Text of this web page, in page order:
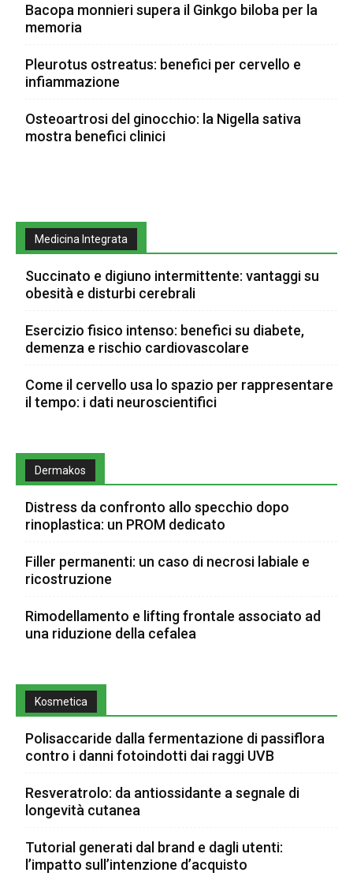
Bacopa monnieri supera il Ginkgo biloba per la
memoria
Pleurotus ostreatus: benefici per cervello e
infiammazione
Osteoartrosi del ginocchio: la Nigella sativa
mostra benefici clinici
Medicina Integrata
Succinato e digiuno intermittente: vantaggi su
obesità e disturbi cerebrali
Esercizio fisico intenso: benefici su diabete,
demenza e rischio cardiovascolare
Come il cervello usa lo spazio per rappresentare
il tempo: i dati neuroscientifici
Dermakos
Distress da confronto allo specchio dopo
rinoplastica: un PROM dedicato
Filler permanenti: un caso di necrosi labiale e
ricostruzione
Rimodellamento e lifting frontale associato ad
una riduzione della cefalea
Kosmetica
Polisaccaride dalla fermentazione di passiflora
contro i danni fotoindotti dai raggi UVB
Resveratrolo: da antiossidante a segnale di
longevità cutanea
Tutorial generati dal brand e dagli utenti:
l’impatto sull’intenzione d’acquisto